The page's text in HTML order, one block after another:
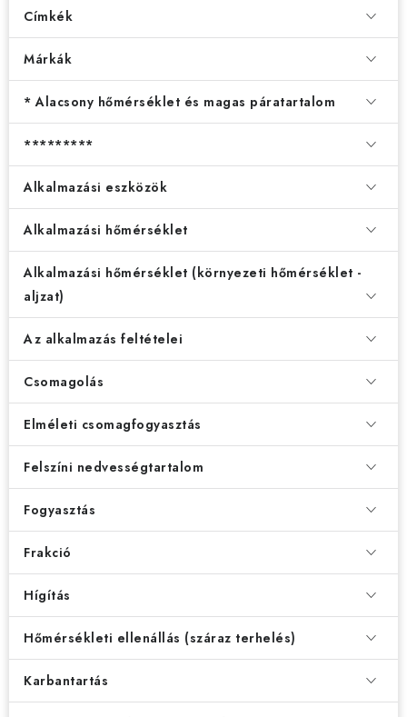
Címkék
Márkák
* Alacsony hőmérséklet és magas páratartalom
*********
Alkalmazási eszközök
Alkalmazási hőmérséklet
Alkalmazási hőmérséklet (környezeti hőmérséklet -
aljzat)
Az alkalmazás feltételei
Csomagolás
Elméleti csomagfogyasztás
Felszíni nedvességtartalom
Fogyasztás
Frakció
Hígítás
Hőmérsékleti ellenállás (száraz terhelés)
Karbantartás